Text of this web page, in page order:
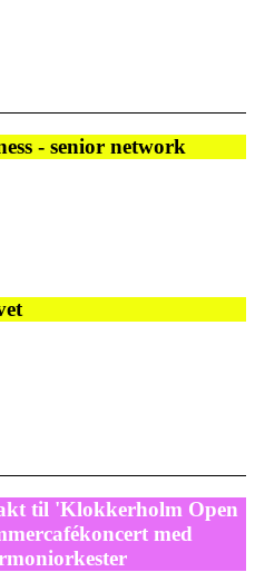
- senior network
til 'Klokkerholm Open
med